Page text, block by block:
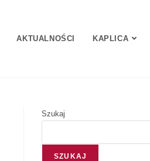
AKTUALNOŚCI KAPLICA
Szukaj
SZUKAJ